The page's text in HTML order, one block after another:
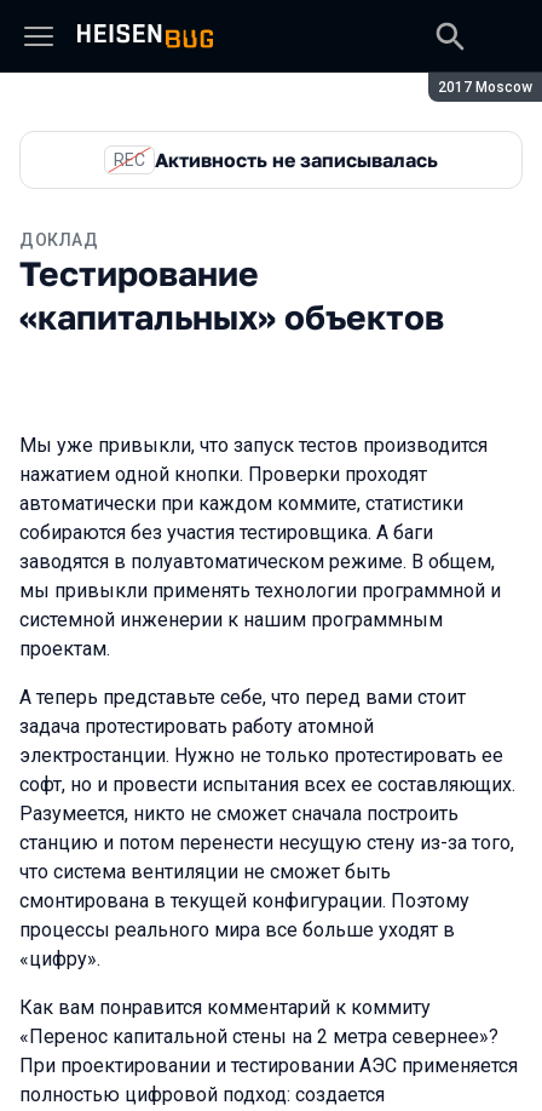
Сезон:
2017 Moscow
REC Активность не записывалась
ДОКЛАД
Тестирование
«капитальных» объектов
Мы уже привыкли, что запуск тестов производится
нажатием одной кнопки. Проверки проходят
автоматически при каждом коммите, статистики
собираются без участия тестировщика. А баги
заводятся в полуавтоматическом режиме. В общем,
мы привыкли применять технологии программной и
системной инженерии к нашим программным
проектам.
А теперь представьте себе, что перед вами стоит
задача протестировать работу атомной
электростанции. Нужно не только протестировать ее
софт, но и провести испытания всех ее составляющих.
Разумеется, никто не сможет сначала построить
станцию и потом перенести несущую стену из-за того,
что система вентиляции не сможет быть
смонтирована в текущей конфигурации. Поэтому
процессы реального мира все больше уходят в
«цифру».
Как вам понравится комментарий к коммиту
«Перенос капитальной стены на 2 метра севернее»?
При проектировании и тестировании АЭС применяется
полностью цифровой подход: создается